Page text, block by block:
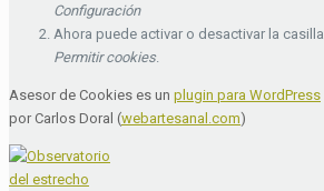
Configuración
Ahora puede activar o desactivar la casilla
Permitir cookies.
Asesor de Cookies es un plugin para WordPress
por Carlos Doral (webartesanal.com)